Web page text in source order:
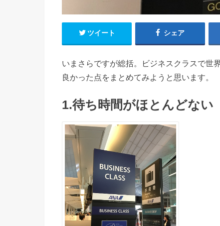
ツイート シェア
いまさらですが総括。ビジネスクラスで世
良かった点をまとめてみようと思います。
1.待ち時間がほとんどない